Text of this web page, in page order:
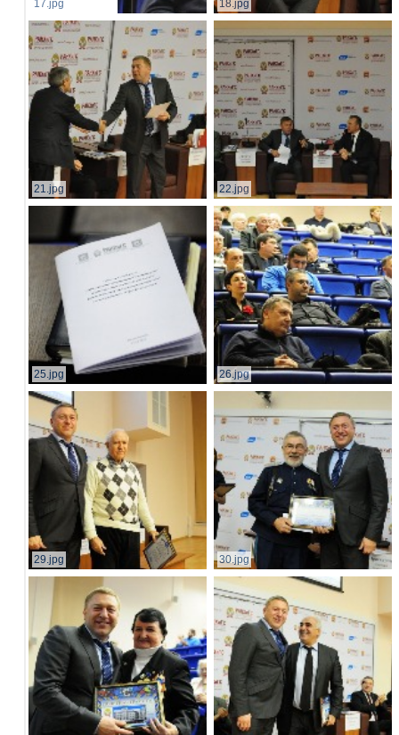
17.jpg 18.jpg
21.jpg 22.jpg
25.jpg 26.jpg
29.jpg 30.jpg